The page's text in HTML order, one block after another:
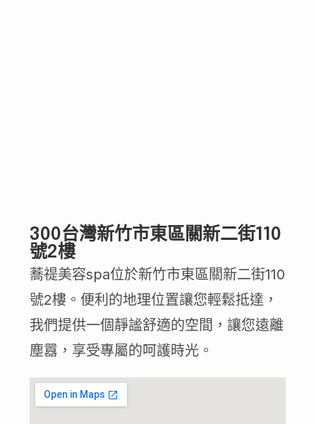
300台灣新竹市東區關新二街110
號2樓
蕎禔美容spa位於新竹市東區關新二街110
號2樓。便利的地理位置讓您輕鬆抵達，
我們提供一個靜謐舒適的空間，讓您遠離
塵囂，享受專屬的呵護時光。